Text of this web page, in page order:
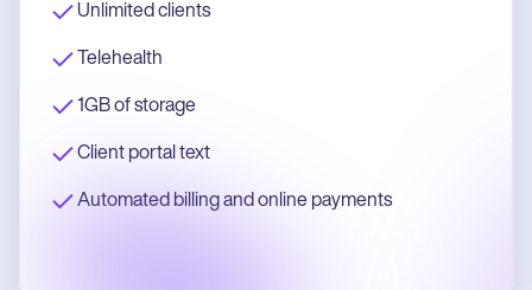
Unlimited clients
Telehealth
1GB of storage
Client portal text
Automated billing and online payments